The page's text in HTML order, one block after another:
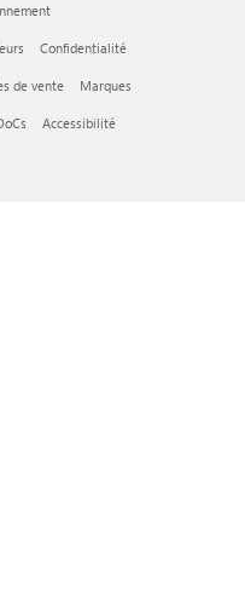
Confidentialité
de vente Marques
Accessibilité